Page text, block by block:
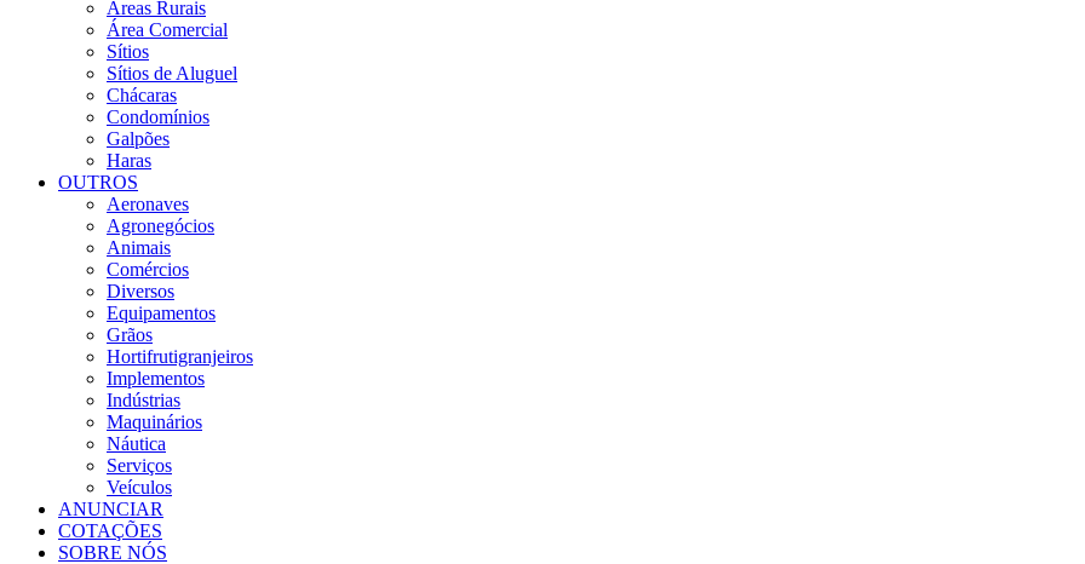
Áreas Rurais
Área Comercial
Sítios
Sítios de Aluguel
Chácaras
Condomínios
Galpões
Haras
OUTROS
Aeronaves
Agronegócios
Animais
Comércios
Diversos
Equipamentos
Grãos
Hortifrutigranjeiros
Implementos
Indústrias
Maquinários
Náutica
Serviços
Veículos
ANUNCIAR
COTAÇÕES
SOBRE NÓS